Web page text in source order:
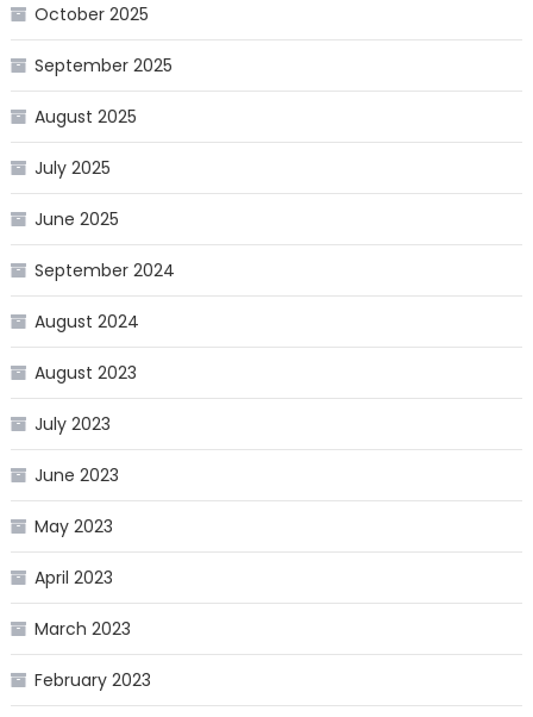
October 2025
September 2025
August 2025
July 2025
June 2025
September 2024
August 2024
August 2023
July 2023
June 2023
May 2023
April 2023
March 2023
February 2023